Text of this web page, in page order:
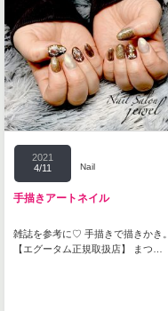
2021
4/11
Nail
手描きアートネイル
雑誌を参考に♡ 手描きで描きかき。
【エグータム正規取扱店】 まつ…